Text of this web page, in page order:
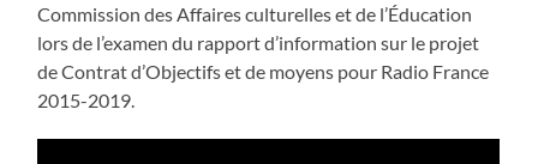
Commission des Affaires culturelles et de l’Éducation
lors de l’examen du rapport d’information sur le projet
de Contrat d’Objectifs et de moyens pour Radio France
2015-2019.